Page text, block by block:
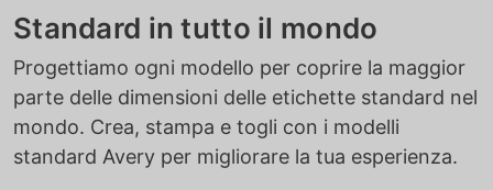
Standard in tutto il mondo
Progettiamo ogni modello per coprire la maggior
parte delle dimensioni delle etichette standard nel
mondo. Crea, stampa e togli con i modelli
standard Avery per migliorare la tua esperienza.